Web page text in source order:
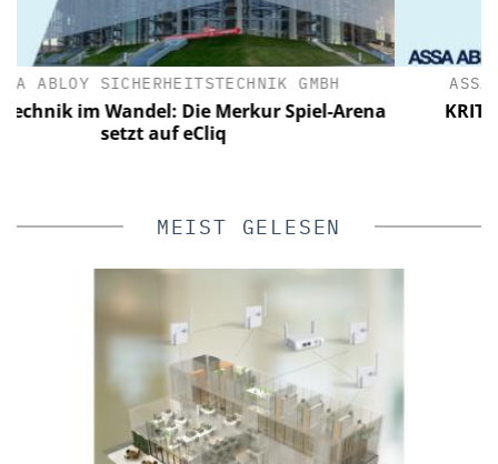
Arena
ASSA ABLOY SICHERHEITSTECHNIK GMBH
KRITIS-Dachgesetz in Kraft: Jetzt zählt
MEIST GELESEN